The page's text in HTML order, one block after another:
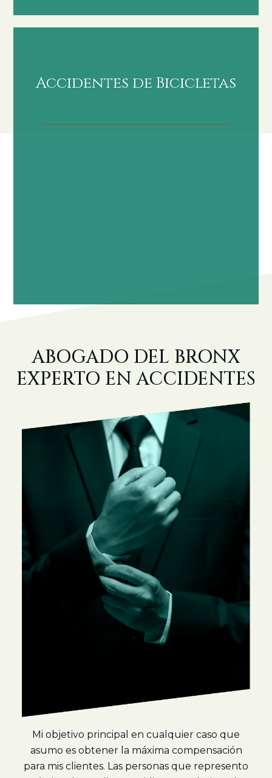
Accidentes de Bicicletas
ABOGADO DEL BRONX
EXPERTO EN ACCIDENTES
Mi objetivo principal en cualquier caso que
asumo es obtener la máxima compensación
para mis clientes. Las personas que represento